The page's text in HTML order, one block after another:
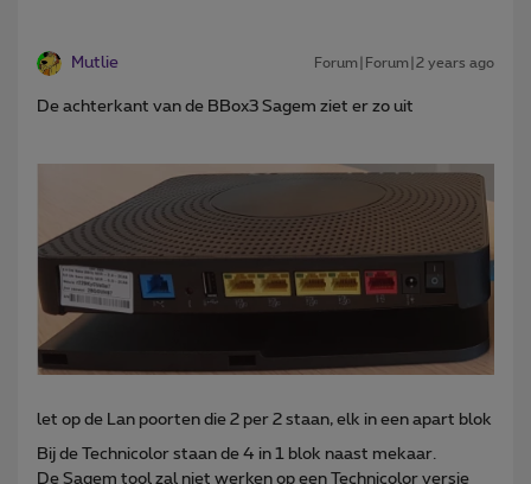
Mutlie Forum|Forum|2 years ago
De achterkant van de BBox3 Sagem ziet er zo uit
let op de Lan poorten die 2 per 2 staan, elk in een apart blok
Bij de Technicolor staan de 4 in 1 blok naast mekaar.
De Sagem tool zal niet werken op een Technicolor versie